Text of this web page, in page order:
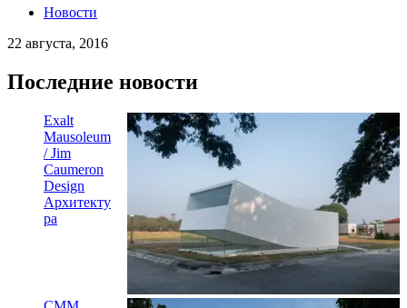
Новости
22 августа, 2016
Последние новости
Exalt
Mausoleum
/ Jim
Caumeron
Design
Архитекту
ра